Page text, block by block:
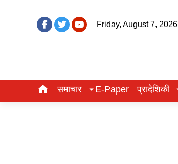
Friday, August 7, 2026
समाचार E-Paper प्रादेशिकी